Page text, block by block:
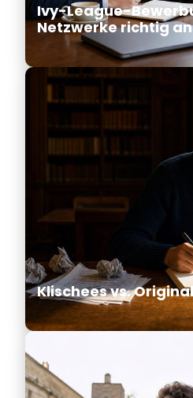
Ivy-League-
Netzwerke richtig
Klischees vs.